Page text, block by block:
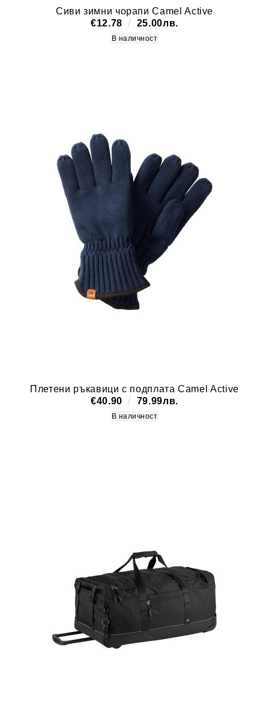
Сиви зимни чорапи Camel Active
€12.78
25.00лв.
В наличност
Плетени ръкавици с подплата Camel Active
€40.90
79.99лв.
В наличност